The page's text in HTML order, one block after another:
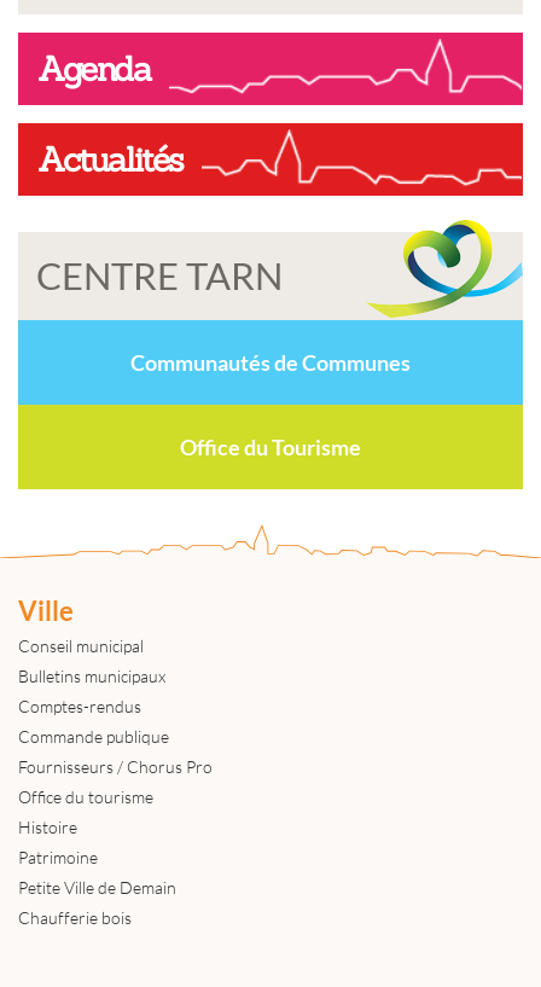
Agenda
Actualités
CENTRE TARN
Communautés de Communes
Office du Tourisme
Ville
Conseil municipal
Bulletins municipaux
Comptes-rendus
Commande publique
Fournisseurs / Chorus Pro
Office du tourisme
Histoire
Patrimoine
Petite Ville de Demain
Chaufferie bois